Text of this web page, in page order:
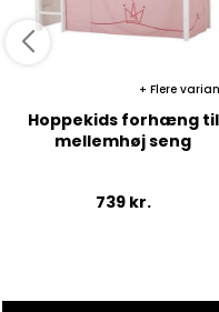
Flere
Hoppekids forhæng til
mellemhøj seng
739 kr.